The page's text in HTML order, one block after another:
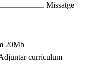
Missatge
20Mb
currículum